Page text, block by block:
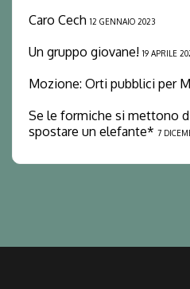
Caro Cech 12 GENNAIO 2023
Un gruppo giovane! 19 APRILE
Mozione: Orti pubblici per
Se le formiche si mettono
spostare un elefante* 7